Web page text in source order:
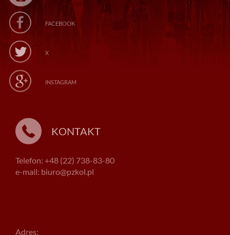
FACEBOOK
X
INSTAGRAM
KONTAKT
Telefon: +48 (22) 738-83-80
e-mail: biuro@pzkol.pl
Adres: